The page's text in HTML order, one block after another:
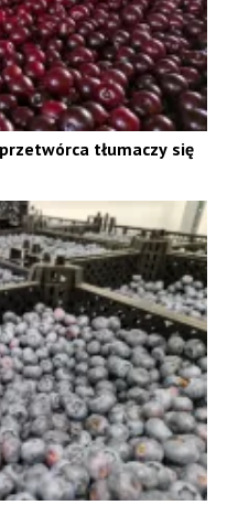
tłumaczy się